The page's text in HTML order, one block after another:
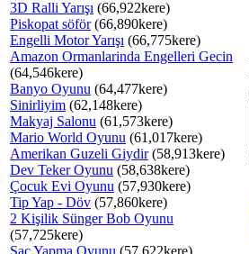
3D Ralli Yarışı (66,922kere)
Piskopat söför(66,890kere)
Engelli Motor Yarışı (66,775kere)
Amazon Ormanlarinda Engelleri Gecin
(64,546kere)
Banyo Oyunu (64,477kere)
Sinirliyim (62,148kere)
Makyaj Salonu (61,573kere)
Mario World Oyunu (61,017kere)
Amerikan Guzeli Giydir(58,913kere)
Dev Teker Oyunu (58,638kere)
Çocuk Evi Oyunu (57,930kere)
Tip Yap - Döv (57,860kere)
2 Kişilik Sünger Bob Oyunu
(57,725kere)
Sac Yapma Oyunu (57,622kere)